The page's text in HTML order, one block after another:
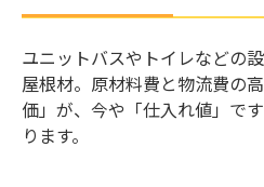
ユニットバスやトイレなどの
屋根材。原材料費と物流費の
価」が、今や「仕入れ値」で
ります。